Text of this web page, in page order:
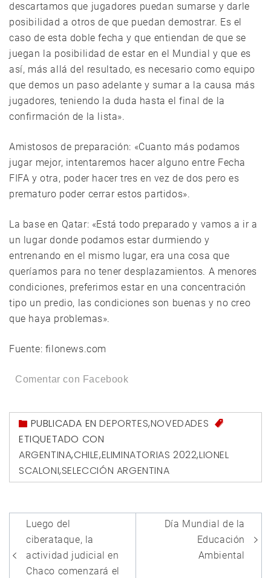
descartamos que jugadores puedan sumarse y darle
posibilidad a otros de que puedan demostrar. Es el
caso de esta doble fecha y que entiendan de que se
juegan la posibilidad de estar en el Mundial y que es
así, más allá del resultado, es necesario como equipo
que demos un paso adelante y sumar a la causa más
jugadores, teniendo la duda hasta el final de la
confirmación de la lista».
Amistosos de preparación: «Cuanto más podamos
jugar mejor, intentaremos hacer alguno entre Fecha
FIFA y otra, poder hacer tres en vez de dos pero es
prematuro poder cerrar estos partidos».
La base en Qatar: «Está todo preparado y vamos a ir a
un lugar donde podamos estar durmiendo y
entrenando en el mismo lugar, era una cosa que
queríamos para no tener desplazamientos. A menores
condiciones, preferimos estar en una concentración
tipo un predio, las condiciones son buenas y no creo
que haya problemas».
Fuente: filonews.com
Comentar con Facebook
PUBLICADA ENDEPORTES,NOVEDADES
ETIQUETADO CON
ARGENTINA,CHILE,ELIMINATORIAS 2022,LIONEL
SCALONI,SELECCIÓN ARGENTINA
Navegación
de
entradas
Luego del
ciberataque, la
actividad judicial en
Chaco comenzará el
Día Mundial de la
Educación
Ambiental